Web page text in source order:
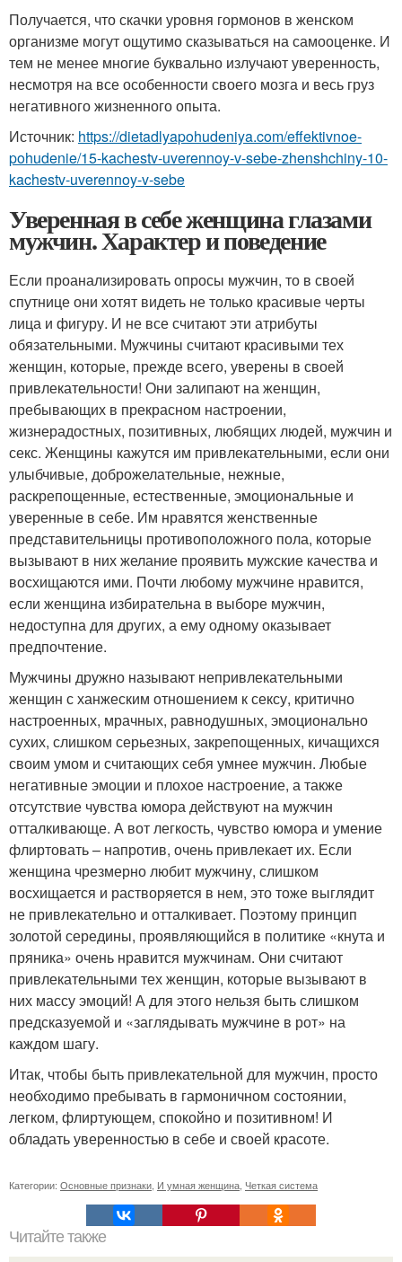
Получается, что скачки уровня гормонов в женском
организме могут ощутимо сказываться на самооценке. И
тем не менее многие буквально излучают уверенность,
несмотря на все особенности своего мозга и весь груз
негативного жизненного опыта.
Источник: https://dietadlyapohudeniya.com/effektivnoe-
pohudenie/15-kachestv-uverennoy-v-sebe-zhenshchiny-10-
kachestv-uverennoy-v-sebe
Уверенная в себе женщина глазами
мужчин. Характер и поведение
Если проанализировать опросы мужчин, то в своей
спутнице они хотят видеть не только красивые черты
лица и фигуру. И не все считают эти атрибуты
обязательными. Мужчины считают красивыми тех
женщин, которые, прежде всего, уверены в своей
привлекательности! Они залипают на женщин,
пребывающих в прекрасном настроении,
жизнерадостных, позитивных, любящих людей, мужчин и
секс. Женщины кажутся им привлекательными, если они
улыбчивые, доброжелательные, нежные,
раскрепощенные, естественные, эмоциональные и
уверенные в себе. Им нравятся женственные
представительницы противоположного пола, которые
вызывают в них желание проявить мужские качества и
восхищаются ими. Почти любому мужчине нравится,
если женщина избирательна в выборе мужчин,
недоступна для других, а ему одному оказывает
предпочтение.
Мужчины дружно называют непривлекательными
женщин с ханжеским отношением к сексу, критично
настроенных, мрачных, равнодушных, эмоционально
сухих, слишком серьезных, закрепощенных, кичащихся
своим умом и считающих себя умнее мужчин. Любые
негативные эмоции и плохое настроение, а также
отсутствие чувства юмора действуют на мужчин
отталкивающе. А вот легкость, чувство юмора и умение
флиртовать – напротив, очень привлекает их. Если
женщина чрезмерно любит мужчину, слишком
восхищается и растворяется в нем, это тоже выглядит
не привлекательно и отталкивает. Поэтому принцип
золотой середины, проявляющийся в политике «кнута и
пряника» очень нравится мужчинам. Они считают
привлекательными тех женщин, которые вызывают в
них массу эмоций! А для этого нельзя быть слишком
предсказуемой и «заглядывать мужчине в рот» на
каждом шагу.
Итак, чтобы быть привлекательной для мужчин, просто
необходимо пребывать в гармоничном состоянии,
легком, флиртующем, спокойно и позитивном! И
обладать уверенностью в себе и своей красоте.
Категории: Основные признаки И умная женщина Четкая система
Читайте также